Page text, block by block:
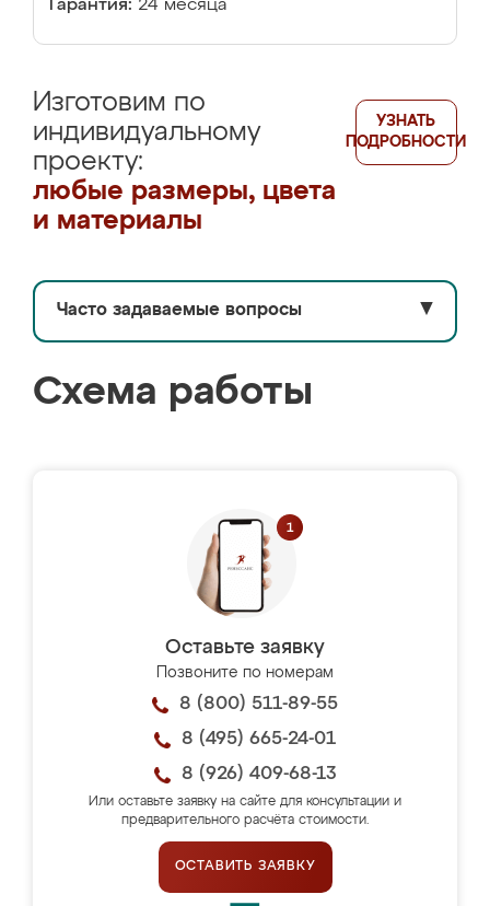
Гарантия: 24 месяца
Изготовим по
индивидуальному
проекту:
любые размеры, цвета
и материалы
УЗНАТЬ
ПОДРОБНОСТИ
Часто задаваемые вопросы ▼
Схема работы
Оставьте заявку
Позвоните по номерам
8 (800) 511-89-55
8 (495) 665-24-01
8 (926) 409-68-13
Или оставьте заявку на сайте для консультации и
предварительного расчёта стоимости.
ОСТАВИТЬ ЗАЯВКУ